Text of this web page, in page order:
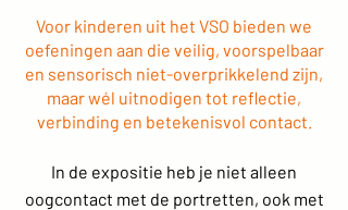
Voor kinderen uit het VSO bieden we
oefeningen aan die veilig, voorspelbaar
en sensorisch niet-overprikkelend zijn,
maar wél uitnodigen tot reflectie,
verbinding en betekenisvol contact.
In de expositie heb je niet alleen
oogcontact met de portretten, ook met